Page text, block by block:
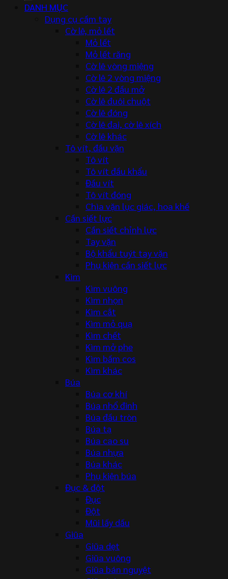
DANH MỤC
Dụng cụ cầm tay
Cờ lê, mỏ lết
Mỏ lết
Mỏ lết răng
Cờ lê vòng miệng
Cờ lê 2 vòng miệng
Cờ lê 2 đầu mở
Cờ lê đuôi chuột
Cờ lê đóng
Cờ lê đai, cờ lê xích
Cờ lê khác
Tô vít, đầu vặn
Tô vít
Tô vít đầu khẩu
Đầu vít
Tô vít đóng
Chìa vặn lục giác, hoa khế
Cần siết lực
Cần siết chỉnh lực
Tay vặn
Bộ khẩu tuýt tay vặn
Phụ kiện cần siết lực
Kìm
Kìm vuông
Kìm nhọn
Kìm cắt
Kìm mỏ quạ
Kìm chết
Kìm mở phe
Kìm bấm cos
Kìm khác
Búa
Búa cơ khí
Búa nhổ đinh
Búa đầu tròn
Búa tạ
Búa cao su
Búa nhựa
Búa khác
Phụ kiện búa
Đục & đột
Đục
Đột
Mũi lấy dấu
Giũa
Giũa dẹt
Giũa vuông
Giũa bán nguyệt